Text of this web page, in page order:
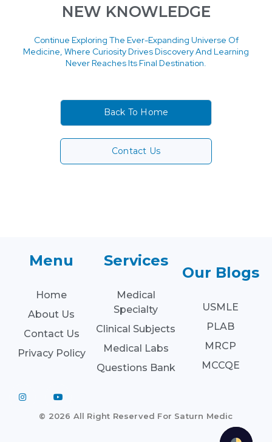
NEW KNOWLEDGE
Continue Exploring The Ever-Expanding Universe Of
Medicine, Where Curiosity Drives Discovery And Learning
Never Reaches Its Final Destination.
Back To Home
Contact Us
Menu
Home
About Us
Contact Us
Privacy Policy
Services
Medical
Specialty
Clinical Subjects
Medical Labs
Questions Bank
Our Blogs
USMLE
PLAB
MRCP
MCCQE
© 2026 All Right Reserved For Saturn Medic